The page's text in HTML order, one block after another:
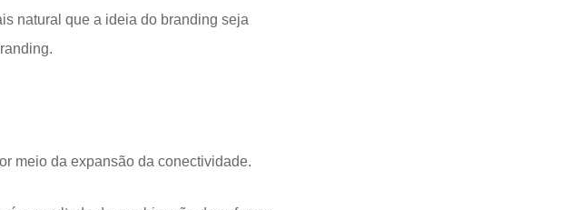
natural que a ideia do branding seja
meio da expansão da conectividade.